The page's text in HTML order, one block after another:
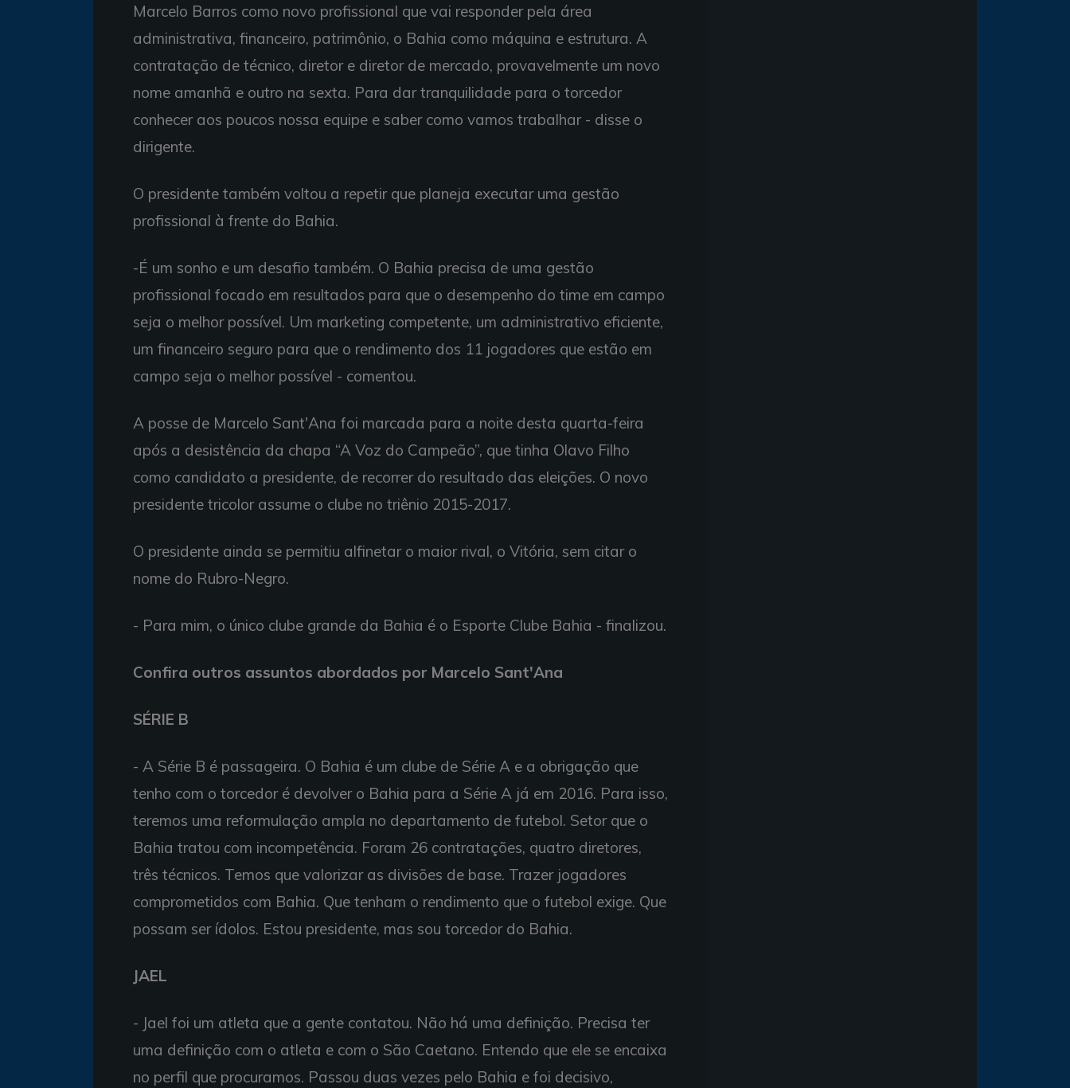
Marcelo Barros como novo profissional que vai responder pela área
administrativa, financeiro, patrimônio, o Bahia como máquina e estrutura. A
contratação de técnico, diretor e diretor de mercado, provavelmente um novo
nome amanhã e outro na sexta. Para dar tranquilidade para o torcedor
conhecer aos poucos nossa equipe e saber como vamos trabalhar - disse o
dirigente.
O presidente também voltou a repetir que planeja executar uma gestão
profissional à frente do Bahia.
-É um sonho e um desafio também. O Bahia precisa de uma gestão
profissional focado em resultados para que o desempenho do time em campo
seja o melhor possível. Um marketing competente, um administrativo eficiente,
um financeiro seguro para que o rendimento dos 11 jogadores que estão em
campo seja o melhor possível - comentou.
A posse de Marcelo Sant'Ana foi marcada para a noite desta quarta-feira
após a desistência da chapa “A Voz do Campeão”, que tinha Olavo Filho
como candidato a presidente, de recorrer do resultado das eleições. O novo
presidente tricolor assume o clube no triênio 2015-2017.
O presidente ainda se permitiu alfinetar o maior rival, o Vitória, sem citar o
nome do Rubro-Negro.
- Para mim, o único clube grande da Bahia é o Esporte Clube Bahia - finalizou.
Confira outros assuntos abordados por Marcelo Sant'Ana
SÉRIE B
- A Série B é passageira. O Bahia é um clube de Série A e a obrigação que
tenho com o torcedor é devolver o Bahia para a Série A já em 2016. Para isso,
teremos uma reformulação ampla no departamento de futebol. Setor que o
Bahia tratou com incompetência. Foram 26 contratações, quatro diretores,
três técnicos. Temos que valorizar as divisões de base. Trazer jogadores
comprometidos com Bahia. Que tenham o rendimento que o futebol exige. Que
possam ser ídolos. Estou presidente, mas sou torcedor do Bahia.
JAEL
- Jael foi um atleta que a gente contatou. Não há uma definição. Precisa ter
uma definição com o atleta e com o São Caetano. Entendo que ele se encaixa
no perfil que procuramos. Passou duas vezes pelo Bahia e foi decisivo,